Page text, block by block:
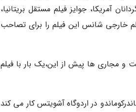
آمریکا، جوایز فیلم مستقل بریتانیا،
خارجی شانس این فیلم را برای تصاحب
و مجاری ها پیش از این،یک بار با فیلم
در اردوگاه آشویتس کار می کند